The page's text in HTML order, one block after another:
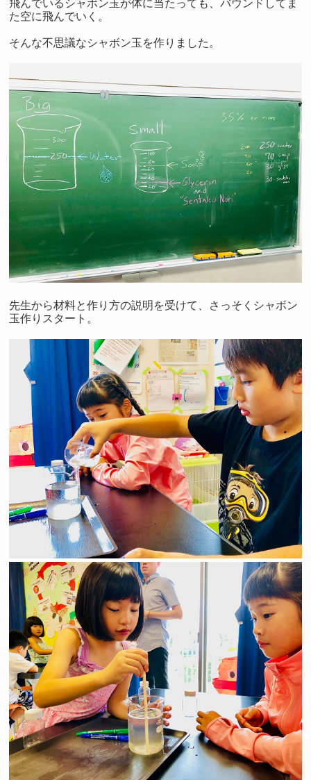
飛んでいるシャボン玉が体に当たっても、バウンドしてま
た空に飛んでいく。
そんな不思議なシャボン玉を作りました。
先生から材料と作り方の説明を受けて、さっそくシャボン
玉作りスタート。